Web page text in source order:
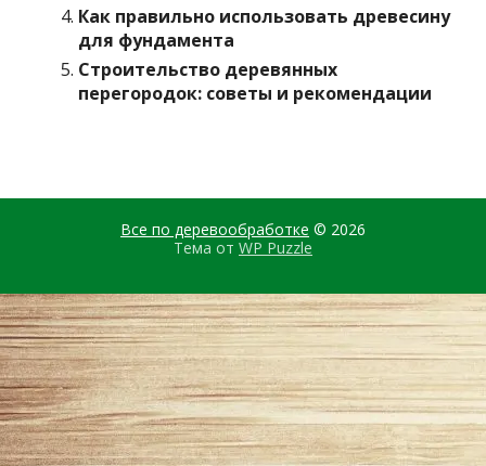
Как правильно использовать древесину
для фундамента
Строительство деревянных
перегородок: советы и рекомендации
Все по деревообработке © 2026
Тема от WP Puzzle